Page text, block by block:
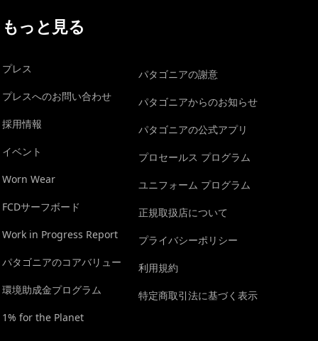
もっと見る
プレス
プレスへのお問い合わせ
採用情報
イベント
Worn Wear
FCDサーフボード
Work in Progress Report
パタゴニアのコアバリュー
環境助成金プログラム
1% for the Planet
パタゴニアの謝意
パタゴニアからのお知らせ
パタゴニアの公式アプリ
プロセールス プログラム
ユニフォーム プログラム
正規取扱店について
プライバシーポリシー
利用規約
特定商取引法に基づく表示